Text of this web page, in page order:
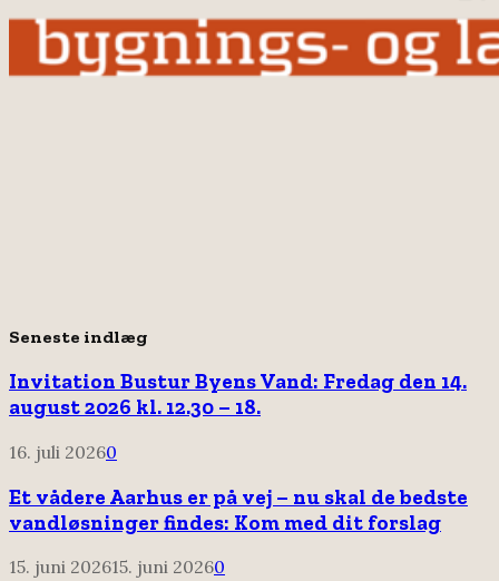
Seneste indlæg
Invitation Bustur Byens Vand: Fredag den 14.
august 2026 kl. 12.30 – 18.
16. juli 20260
Et vådere Aarhus er på vej – nu skal de bedste
vandløsninger findes: Kom med dit forslag
15. juni 202615. juni 20260